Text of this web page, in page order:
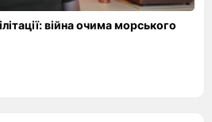
війна очима морського